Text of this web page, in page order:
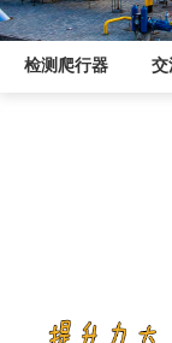
检测爬行器 交